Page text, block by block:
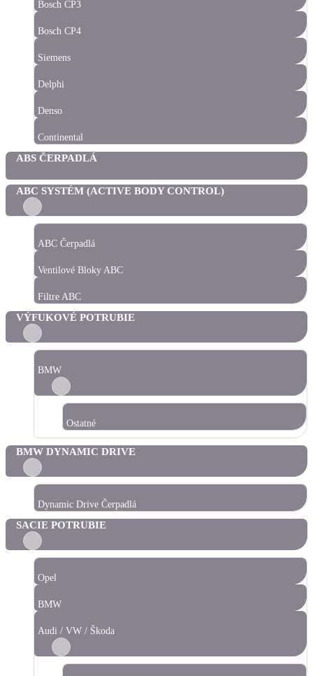
Bosch CP3
Bosch CP4
Siemens
Delphi
Denso
Continental
ABS ČERPADLÁ
ABC SYSTÉM (ACTIVE BODY CONTROL)
ABC Čerpadlá
Ventilové Bloky ABC
Filtre ABC
VÝFUKOVÉ POTRUBIE
BMW
Ostatné
BMW DYNAMIC DRIVE
Dynamic Drive Čerpadlá
SACIE POTRUBIE
Opel
BMW
Audi / VW / Škoda